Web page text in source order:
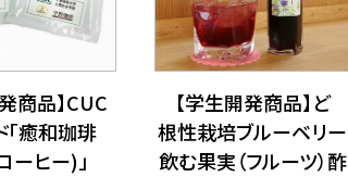
商品】CUC
「癒和珈琲
ーヒー)」
【学生開発商品】ど​
根性栽培ブルーベリー
飲む果実​（フルーツ）​酢